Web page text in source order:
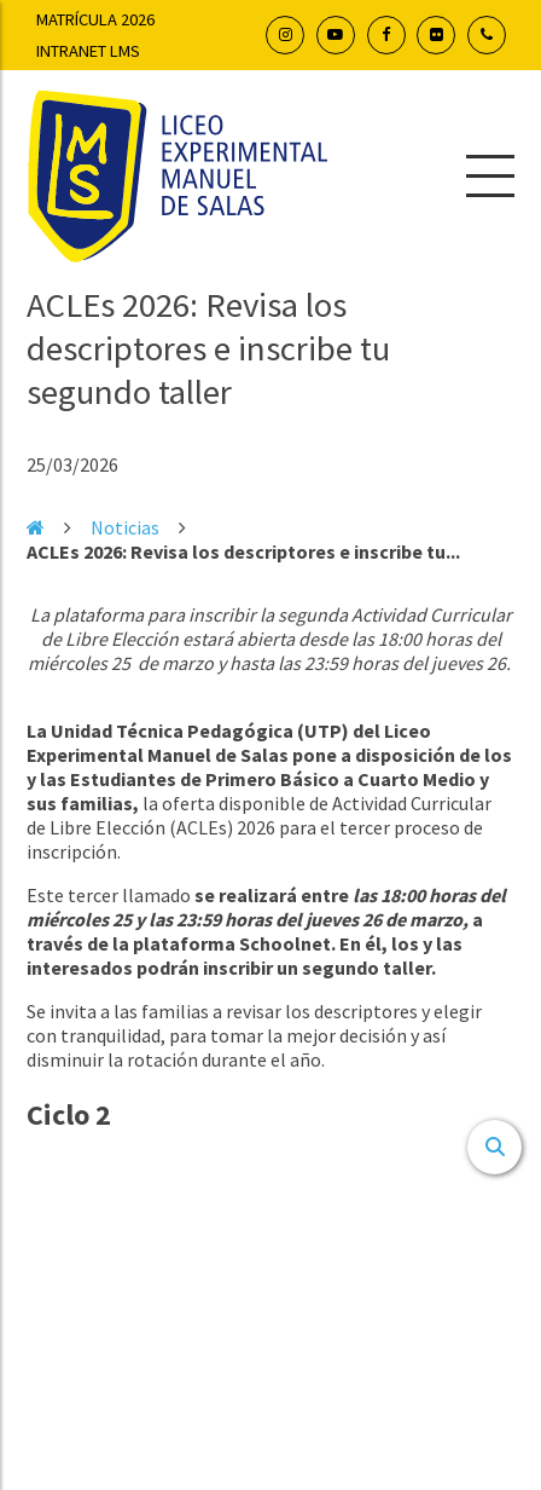
MATRÍCULA 2026
INTRANET LMS
ACLEs 2026: Revisa los
descriptores e inscribe tu
segundo taller
25/03/2026
Noticias
ACLEs 2026: Revisa los descriptores e inscribe tu...
La plataforma para inscribir la segunda Actividad Curricular
de Libre Elección estará abierta desde las 18:00 horas del
miércoles 25 de marzo y hasta las 23:59 horas del jueves 26.
La Unidad Técnica Pedagógica (UTP) del Liceo
Experimental Manuel de Salas pone a disposición de los
y las Estudiantes de Primero Básico a Cuarto Medio y
sus familias, la oferta disponible de Actividad Curricular
de Libre Elección (ACLEs) 2026 para el tercer proceso de
inscripción.
Este tercer llamadose realizará entre las 18:00 horas del
miércoles 25 y las 23:59 horas del jueves 26 de marzo, a
través de la plataforma Schoolnet. En él, los y las
interesados podrán inscribir un segundo taller.
Se invita a las familias a revisar los descriptores y elegir
con tranquilidad, para tomar la mejor decisión y así
disminuir la rotación durante el año.
Ciclo 2